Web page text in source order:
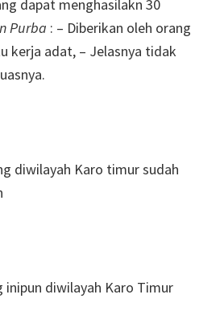
dapat menghasilakn 30
Purba : – Diberikan oleh orang
kerja adat, – Jelasnya tidak
diwilayah Karo timur sudah
inipun diwilayah Karo Timur